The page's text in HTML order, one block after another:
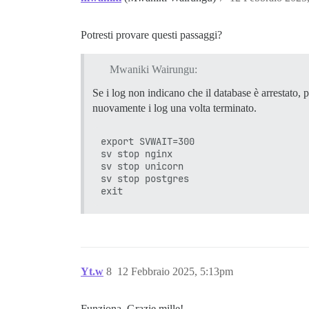
Checking cluster versions
The source cluster was not shut down
Failure, exiting
UPGRADE OF POSTGRES FAILED
Please visit https://
FAILED
--------------------
Pups::ExecError: if [ -f /root/
Location of failure: /usr/local/lib/ruby/
exec failed with the params
** FAILED TO BOOTSTRAP ** please
Potresti provare questi passaggi?
Mwaniki Wairungu:
Se i log non indicano che il database è
nuovamente i log una volta terminato.
export SVWAIT=300
sv stop nginx
sv stop unicorn
sv stop postgres
Yt.w 12 Febbraio 2025, 5:13pm
8